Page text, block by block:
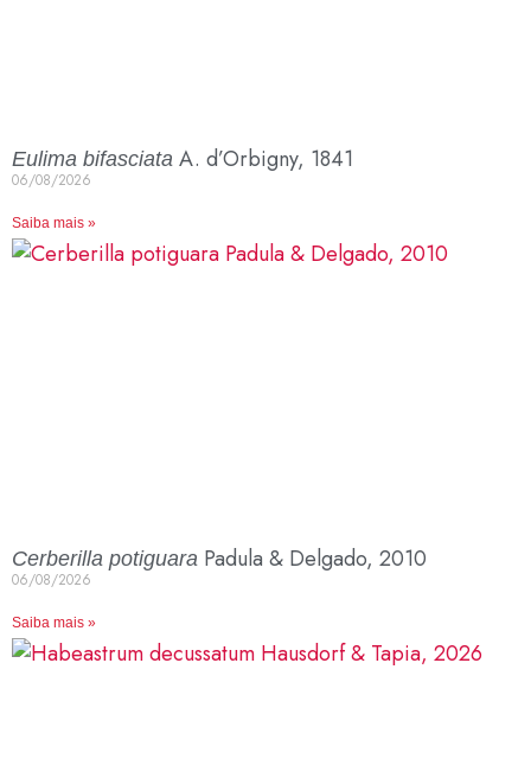
Eulima bifasciata A. d’Orbigny, 1841
06/08/2026
Saiba mais »
Cerberilla potiguara Padula & Delgado, 2010
06/08/2026
Saiba mais »